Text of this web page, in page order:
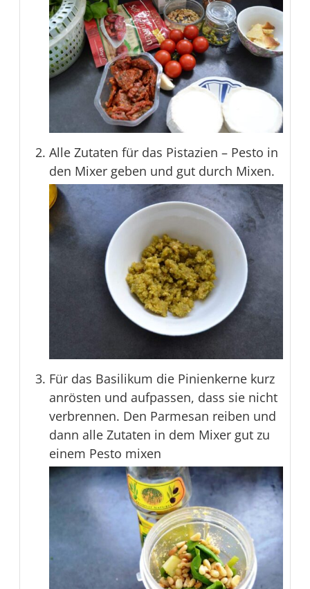
Alle Zutaten für das Pistazien – Pesto in
den Mixer geben und gut durch Mixen.
Für das Basilikum die Pinienkerne kurz
anrösten und aufpassen, dass sie nicht
verbrennen. Den Parmesan reiben und
dann alle Zutaten in dem Mixer gut zu
einem Pesto mixen